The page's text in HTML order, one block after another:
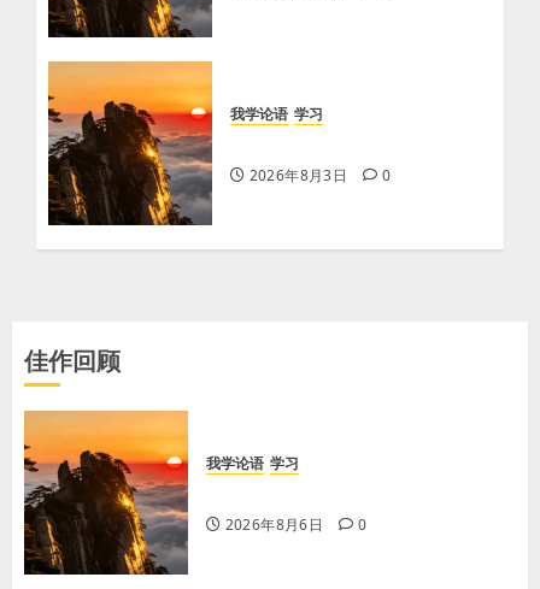
我学论语 学习
2026年8月3日 0
佳作回顾
我学论语 学习
2026年8月6日 0